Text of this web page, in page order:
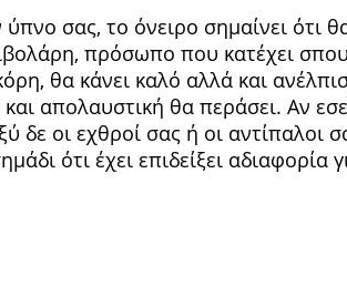
σας, το όνειρο σημαίνει
πρόσωπο που κατέχει
θα κάνει καλό αλλά και
απολαυστική θα περάσει. Αν
δε οι εχθροί σας ή οι
ότι έχει επιδεί­ξει